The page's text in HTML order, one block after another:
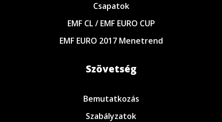
Csapatok
EMF CL / EMF EURO CUP
EMF EURO 2017 Menetrend
Szövetség
Bemutatkozás
Szabályzatok